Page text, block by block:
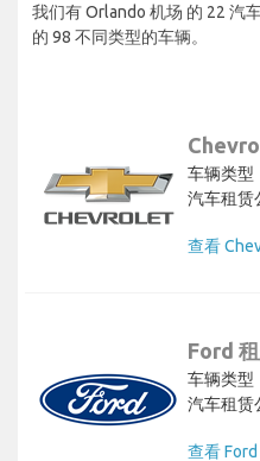
我们有 Orlando 机场 的 22 汽
的 98 不同类型的车辆。
车辆类型
汽车租赁
查看
Ford
车辆类型
汽车租赁
查看